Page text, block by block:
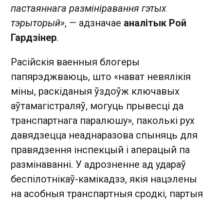
пастаяннага размініравання гэтых
тэрыторый», — адзначае аналітык Рой
Гардзінер.
Расійскія ваенныя блогеры
папярэджваюць, што «нават невялікія
міны, раскіданыя ўздоўж ключавых
аўтамагістраляў, могуць прывесці да
транспартнага паралюшу», паколькі рух
давядзецца неаднаразова спыняць для
правядзення інспекцый і аперацый па
размінаванні. У адрозненне ад удараў
беспілотнікаў-камікадзэ, якія нацэлены
на асобныя транспартныя сродкі, партыя